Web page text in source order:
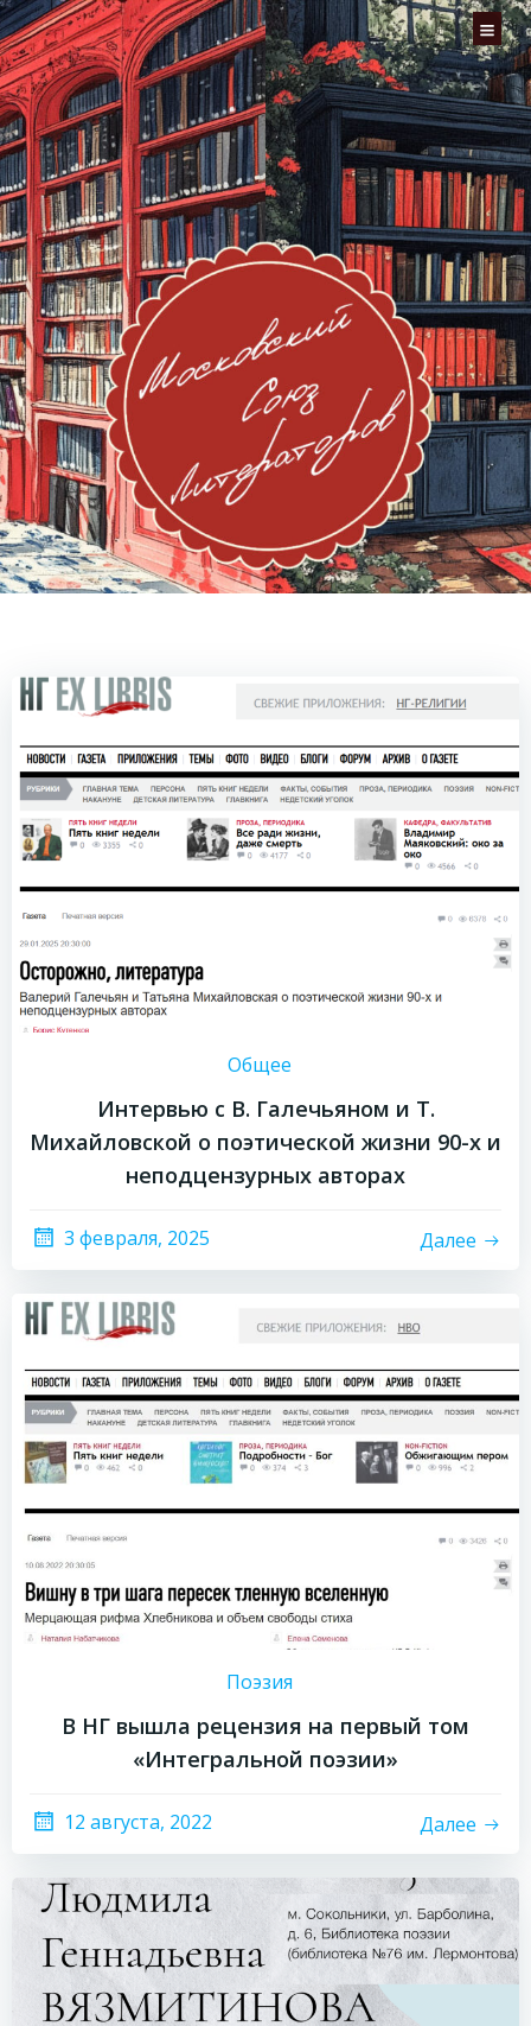
Перейти
к
содержимому
Общее
Интервью с В. Галечьяном и Т.
Михайловской о поэтической жизни 90-х и
неподцензурных авторах
3 февраля, 2025 Далее
Поэзия
В НГ вышла рецензия на первый том
«Интегральной поэзии»
12 августа, 2022 Далее